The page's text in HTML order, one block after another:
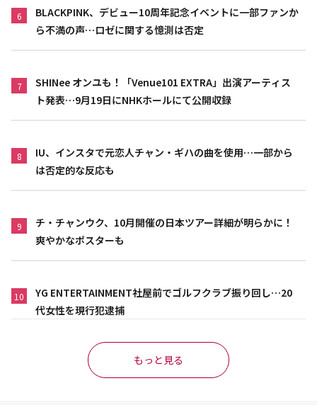
6
BLACKPINK、デビュー10周年記念イベントに一部ファンか
ら不満の声…ロゼに関する憶測は否定
7
SHINee オンユも！「Venue101 EXTRA」出演アーティス
ト発表…9月19日にNHKホールにて公開収録
8
IU、インスタで元恋人チャン・ギハの曲を使用…一部から
は否定的な反応も
9
チ・チャンウク、10月開催の日本ツアー詳細が明らかに！
爽やかなポスターも
10
YG ENTERTAINMENT社屋前でゴルフクラブ振り回し…20
代女性を現行犯逮捕
もっと見る